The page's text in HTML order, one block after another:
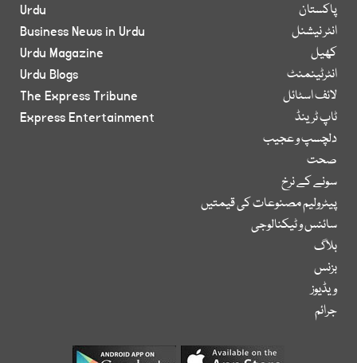
پاکستان
انٹر نیشنل
کھیل
انٹرٹینمنٹ
لائف اسٹائل
ٹاپ ٹرینڈ
دلچسپ و عجیب
صحت
سونے کے نرخ
پیٹرولیم مصنوعات کی قیمتیں
سائنس و ٹیکنالوجی
بلاگ
بزنس
ویڈیوز
جرائم
Urdu
Business News in Urdu
Urdu Magazine
Urdu Blogs
The Express Tribune
Express Entertainment